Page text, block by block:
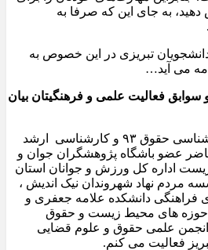
به جای این که صرفا به
دانشجویان تبریزی در این خصوص به
می آید…
فعالیت علمی و فرهنگیتان بیان
بهزاد صادقی دانشجوی کارشناسی حقوق ۹۳ و کارشناسی ارشد
عضو باشگاه پژوهشگران جوان و
اداره کل ورزش و جوانان استان
مردم نهاد شهروندان نیک اندیش ،
فراهنگی دانشکده علامه جعفری و
حوزه های محیط زیست و حقوق
علمی حقوق و علوم قضایی
فعالیت می کنم.